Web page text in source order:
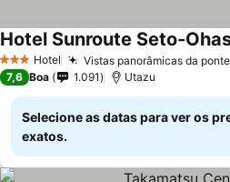
3 EstrelasHotel Vistas panorâmicas da
Hotel Sunroute Seto-
7,6 Boa 1.091 Utazu
Selecione as datas para ver os
exatos.